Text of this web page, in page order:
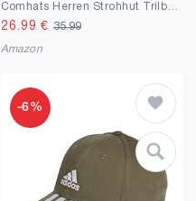
26.99 € 35.99
Amazon
-6%